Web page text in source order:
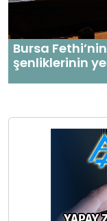
Bursa
şenliklerinin